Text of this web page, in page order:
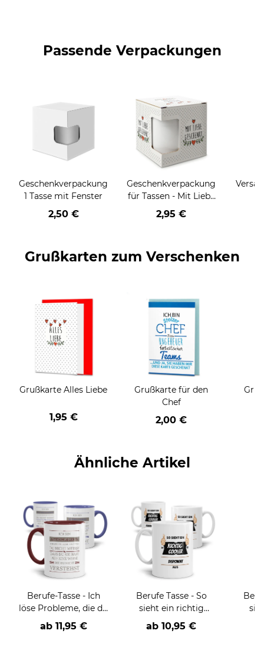
Passende Verpackungen
Geschenkverpackung
1 Tasse mit Fenster
2,50 €
Geschenkverpackung
für Tassen - Mit Liebe
geschenkt
2,95 €
Grußkarten zum Verschenken
Grußkarte Alles Liebe
1,95 €
Grußkarte für den
Chef
2,00 €
Ähnliche Artikel
Berufe-Tasse - Ich
löse Probleme, die du
nicht verstehst -
verschiedene Berufe
ab 11,95 €
Berufe Tasse - So
sieht ein richtig
cooler -BERUF- aus
ab 10,95 €